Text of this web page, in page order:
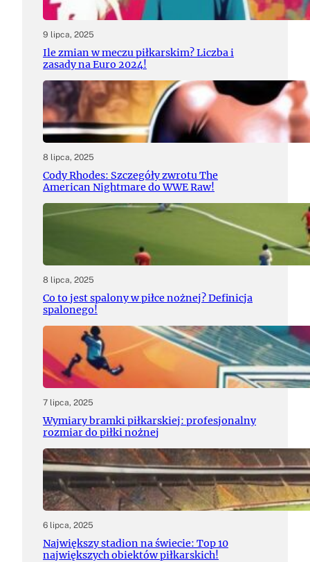
9 lipca, 2025
Ile zmian w meczu piłkarskim? Liczba i
zasady na Euro 2024!
8 lipca, 2025
Cody Rhodes: Szczegóły zwrotu The
American Nightmare do WWE Raw!
8 lipca, 2025
Co to jest spalony w piłce nożnej? Definicja
spalonego!
7 lipca, 2025
Wymiary bramki piłkarskiej: profesjonalny
rozmiar do piłki nożnej
6 lipca, 2025
Największy stadion na świecie: Top 10
największych obiektów piłkarskich!